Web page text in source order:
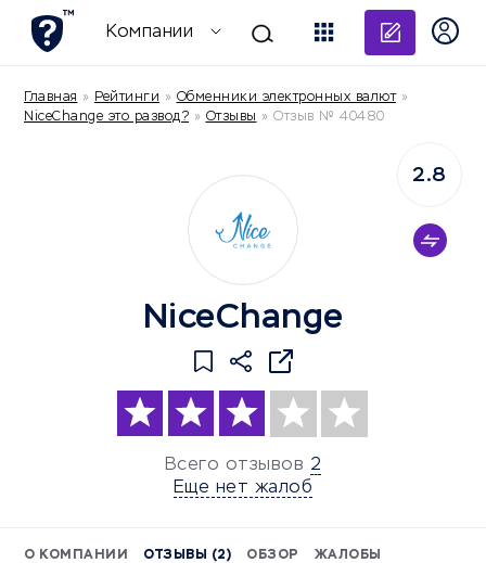
Компании
Главная » Рейтинги » Обменники электронных валют»
NiceChange это развод? » Отзывы » Отзыв № 40480
NiceChange
Всего отзывов 2
Еще нет жалоб
2.8
О КОМПАНИИ ОТЗЫВЫ (2) ОБЗОР ЖАЛОБЫ